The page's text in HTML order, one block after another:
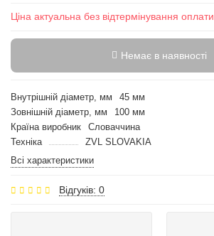
Ціна актуальна без відтермінування оплати
Немає в наявності
Внутрішній діаметр, мм
45 мм
Зовнішній діаметр, мм
100 мм
Країна виробник
Словаччина
Техніка
ZVL SLOVAKIA
Всі характеристики
Відгуків: 0